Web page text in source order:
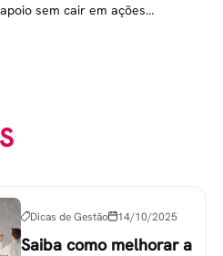
sem cair em ações
Dicas de Gestão 14/10/2025
Saiba como melhorar a